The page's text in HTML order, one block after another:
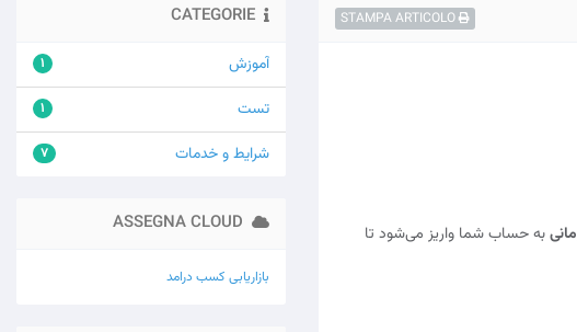
1 آموزش
1 تست
7 شرایط و خدمات
STAMPA ARTICOLO
به حساب شما واریز می‌شود تا
بازاریابی کسب درامد